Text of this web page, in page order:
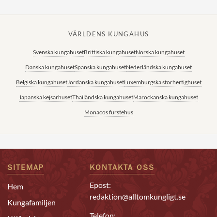
VÄRLDENS KUNGAHUS
Svenska kungahusetBrittiska kungahusetNorska kungahuset
Danska kungahusetSpanska kungahusetNederländska kungahuset
Belgiska kungahusetJordanska kungahusetLuxemburgska storhertighuset
Japanska kejsarhusetThailändska kungahusetMarockanska kungahuset
Monacos furstehus
SITEMAP
Hem
Kungafamiljen
KONTAKTA OSS
Epost:
redaktion@alltomkungligt.se